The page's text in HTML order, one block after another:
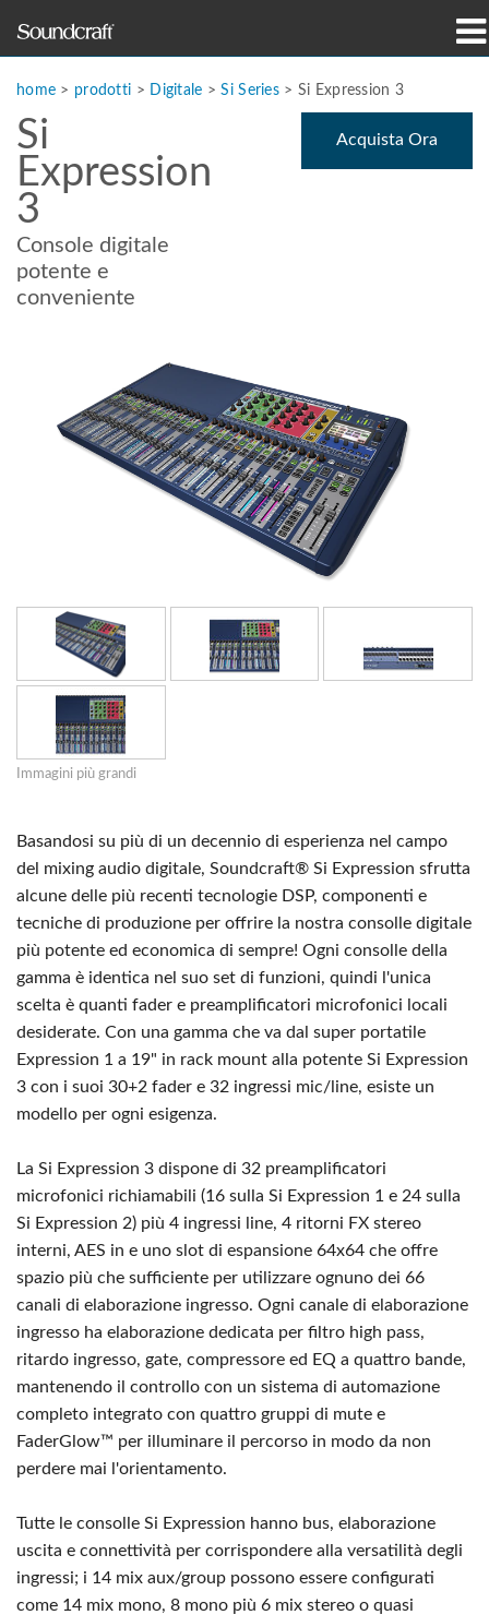
Casi di studio e notizie
dove acquistare
formazione
supporto
Lingua/Regione
home > prodotti > Digitale >Si Series > Si Expression 3
Si
Expression
3
Console digitale
potente e
conveniente
Acquista Ora
Immagini più grandi
Basandosi su più di un decennio di esperienza nel campo
del mixing audio digitale, Soundcraft® Si Expression sfrutta
alcune delle più recenti tecnologie DSP, componenti e
tecniche di produzione per offrire la nostra consolle digitale
più potente ed economica di sempre! Ogni consolle della
gamma è identica nel suo set di funzioni, quindi l'unica
scelta è quanti fader e preamplificatori microfonici locali
desiderate. Con una gamma che va dal super portatile
Expression 1 a 19" in rack mount alla potente Si Expression
3 con i suoi 30+2 fader e 32 ingressi mic/line, esiste un
modello per ogni esigenza.
La Si Expression 3 dispone di 32 preamplificatori
microfonici richiamabili (16 sulla Si Expression 1 e 24 sulla
Si Expression 2) più 4 ingressi line, 4 ritorni FX stereo
interni, AES in e uno slot di espansione 64x64 che offre
spazio più che sufficiente per utilizzare ognuno dei 66
canali di elaborazione ingresso. Ogni canale di elaborazione
ingresso ha elaborazione dedicata per filtro high pass,
ritardo ingresso, gate, compressore ed EQ a quattro bande,
mantenendo il controllo con un sistema di automazione
completo integrato con quattro gruppi di mute e
FaderGlow™ per illuminare il percorso in modo da non
perdere mai l'orientamento.
Tutte le consolle Si Expression hanno bus, elaborazione
uscita e connettività per corrispondere alla versatilità degli
ingressi; i 14 mix aux/group possono essere configurati
come 14 mix mono, 8 mono più 6 mix stereo o quasi